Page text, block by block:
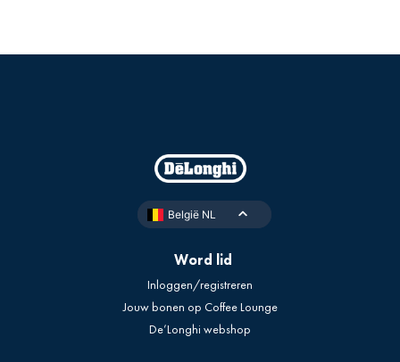
België NL
Word lid
Inloggen/registreren
Jouw bonen op Coffee Lounge
De’Longhi webshop